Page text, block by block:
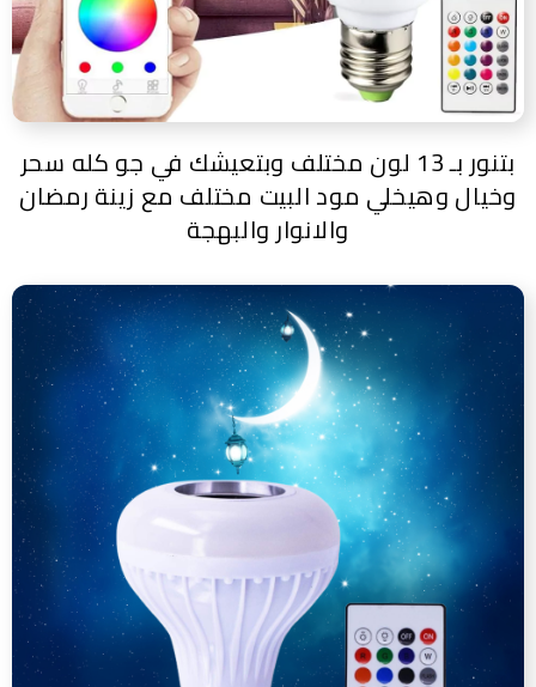
بتنور بـ 13 لون مختلف وبتعيشك في جو كله سحر
وخيال وهيخلي مود البيت مختلف مع زينة رمضان
والانوار والبهجة